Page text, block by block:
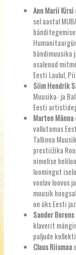
Ann Marii Kirsi
sel aastal
bändimuusika
osalenud
Eesti Laulul,
Siim Hendrik
Muusika- ja
Eesti
Marten Männa
vallutamas
Tallinna
prestiižika
nimelise
loomingut
voolav loovus
muusik
on üks Eesti
Sander Berens
klaverit
paljude
Claus Riismaa